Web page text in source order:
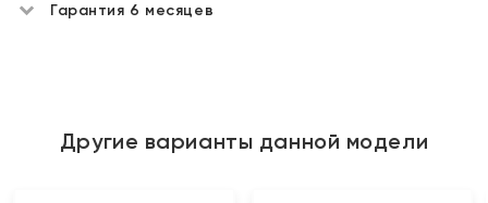
Гарантия 6 месяцев
Другие варианты данной модели